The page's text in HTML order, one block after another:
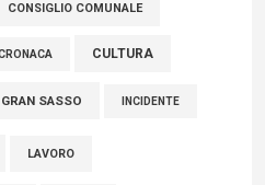
CONSIGLIO COMUNALE
CULTURA
GRAN SASSO INCIDENTE
LAVORO